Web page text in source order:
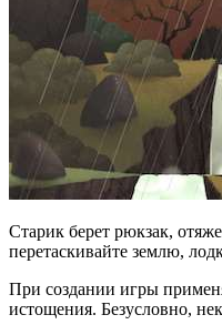
Старик берет рюкзак,
перетаскивайте землю,
При создании игры
истощения. Безусловно,